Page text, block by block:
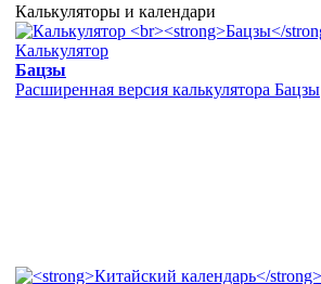
Калькуляторы и календари
Калькулятор
Бацзы
Расширенная версия калькулятора Бацзы